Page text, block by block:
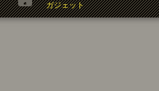
ガジェット